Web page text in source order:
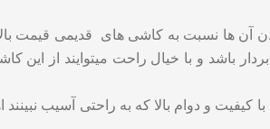
آن ها نسبت به کاشی های قدیمی قیمت
باشد و با خیال راحت میتوایند از این
و دوام بالا که به راحتی آسیب نبینند